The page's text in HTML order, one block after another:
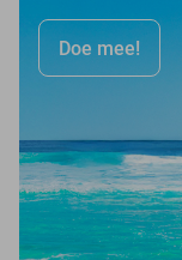
Doe mee!